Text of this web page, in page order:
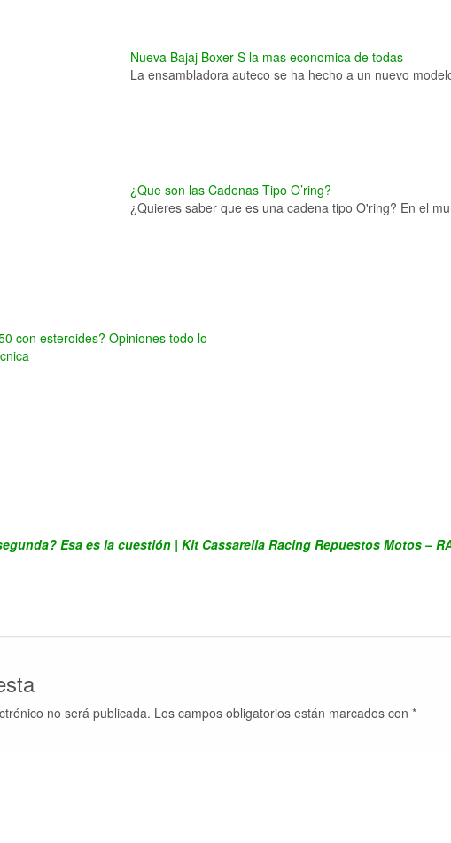
Nueva Bajaj Boxer S la mas economica de todas
La ensambladora auteco se ha hecho a un nuevo
¿Que son las Cadenas Tipo O’ring?
¿Quieres saber que es una cadena tipo O'ring? En el
con esteroides? Opiniones todo lo
Esa es la cuestión | Kit Cassarella Racing Repuestos Motos –
no será publicada. Los campos obligatorios están marcados con *